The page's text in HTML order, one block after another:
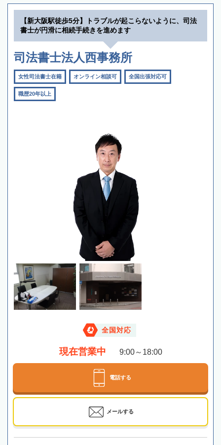
【新大阪駅徒歩5分】トラブルが起こらないように、司法
書士が円滑に相続手続きを進めます
司法書士法人西事務所
女性司法書士在籍 オンライン相談可 全国出張対応可
職歴20年以上
全国対応
現在営業中 9:00～18:00
電話する
メールする